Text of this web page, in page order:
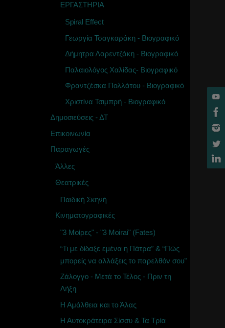
ΕΡΓΑΣΤΗΡΙΑ
Spiral Effect
Γεωργία Τσαγκαράκη - Βιογραφικό
Δήμητρα Λαρεντζάκη - Βιογραφικό
Παλαιολόγος Χαλίδας- Βιογραφικό
Φραντζέσκα Πολλάτου - Βιογραφικό
Χριστίνα Τσιμπρή - Βιογραφικό
Δημοσιεύσεις - ΔΤ
Επικοινωνία
Παραγωγές
Άλλες
Θεατρικές
Παιδική Σκηνή
Κινηματογραφικές
"3 Μοίρες" - "3 Moirai" (Fates)
“Τι με δίδαξε εμένα η Πάτρα” & “Πώς
μπορείς να αλλάξεις το παρελθόν σου”
Ζάλογγο - Μετά το Τέλος - Πριν τη
Λήξη
Η Αμάλθεια και το Άλας
Η Αυτοκράτειρα Σίσσυ & Τα Τρία